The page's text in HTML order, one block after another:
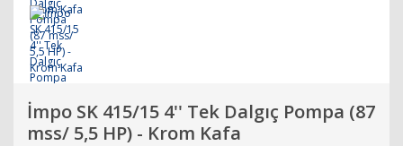
İmpo SK 415/15 4'' Tek Dalgıç Pompa (87
mss/ 5,5 HP) - Krom Kafa